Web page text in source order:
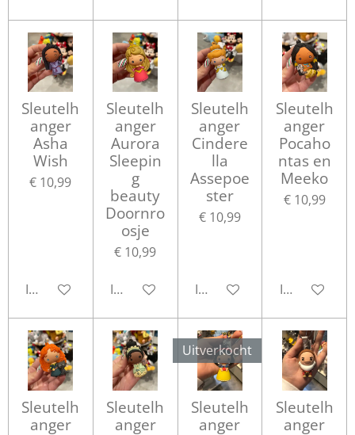
Sleutelh
anger
Asha
Wish
€ 10,99
In winkelwagen
Sleutelh
anger
Aurora
Sleepin
g
beauty
Doornro
osje
€ 10,99
In winkelwagen
Sleutelh
anger
Cindere
lla
Assepoe
ster
€ 10,99
In winkelwagen
Sleutelh
anger
Pocaho
ntas en
Meeko
€ 10,99
In
Sleutelh
anger
Sleutelh
anger
Uitverkocht
Sleutelh
anger
Sleutelh
anger